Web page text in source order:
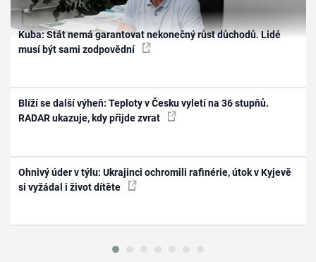
Kuba: Stát nemá garantovat nekonečný růst důchodů. Lidé
musí být sami zodpovědní
Blíží se další výheň: Teploty v Česku vyletí na 36 stupňů.
RADAR ukazuje, kdy přijde zvrat
Ohnivý úder v týlu: Ukrajinci ochromili rafinérie, útok v Kyjevě
si vyžádal i život dítěte